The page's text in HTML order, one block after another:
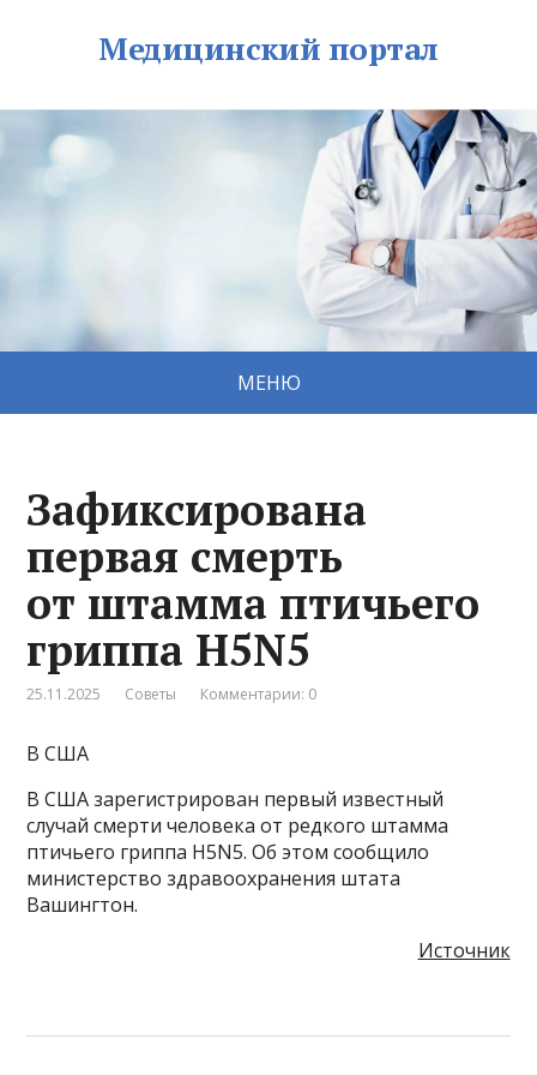
Медицинский портал
МЕНЮ
Зафиксирована
первая смерть
от штамма птичьего
гриппа H5N5
25.11.2025 Советы Комментарии: 0
В США
В США зарегистрирован первый известный
случай смерти человека от редкого штамма
птичьего гриппа H5N5. Об этом сообщило
министерство здравоохранения штата
Вашингтон.
Источник